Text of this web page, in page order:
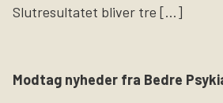
Slutresultatet bliver tre […]
Modtag nyheder fra Bedre